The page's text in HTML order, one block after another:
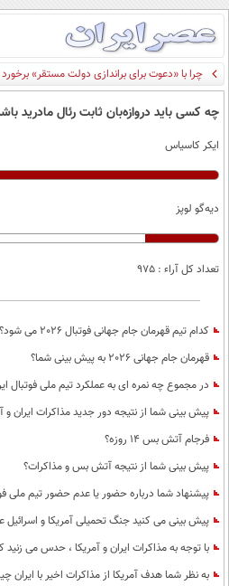
صفحه اول
تماس با ما
نظرسنجی
پیوند ها
خودرو
جامعه
اجتماعی
حوادث
محیط زیست
سفر و تفریح
ورزشی
بین الملل
علم و دانش
فناوری و It
اخبار کریپتو
قرآن
چرا با «دعوت برای براندازی دولت مستقر»
چه کسی باید دروازه‌بان ثابت رئال مادرید
ایکر کاسیاس
دیه‌گو لوپز
تعداد کل آراء : 975
کدام تیم قهرمان جام جهانی فوتبال 2026 می شود؟
قهرمان جام جهانی 2026 به پیش بینی شما؟
در مجموع چه نمره ای به عملکرد تیم ملی فوتبال
پیش بینی شما از نتیجه دور جدید مذاکرات ایران و
فرجام آتش بس 14 روزه؟
پیش بینی شما از نتیجه آتش بس و مذاکرات؟
پیشنهاد شما درباره حضور یا عدم حضور تیم ملی
پیش بینی می کنید جنگ تحمیلی آمریکا و اسرائیل
با توجه به مذاکرات ایران و آمریکا ، حدس می
به نظر شما هدف آمریکا از مذاکرات اخیر با ایران